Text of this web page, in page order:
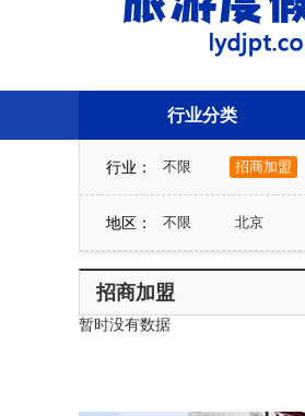
行业分类
行业： 不限 招商加盟
地区： 不限 北京
山东
河南
宁夏
招商加盟
暂时没有数据